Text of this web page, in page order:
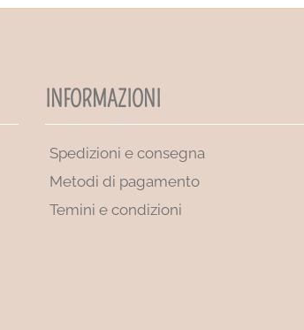
INFORMAZIONI
Spedizioni e consegna
Metodi di pagamento
Temini e condizioni